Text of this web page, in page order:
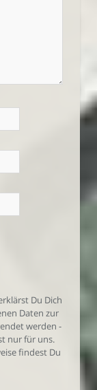
Du Dich
Daten zur
werden -
nur für uns.
findest Du